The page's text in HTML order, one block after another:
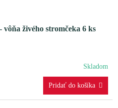
živého stromčeka 6 ks
Skladom